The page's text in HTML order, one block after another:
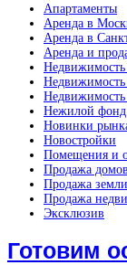
Апартаменты
Аренда в
Аренда в
Аренда и
Недвижимость
Нежилой фонд
Новинки
Новостройки
Помещения и
Продажа домов
Продажа земли
Продажа
Эксклюзив
Готовим